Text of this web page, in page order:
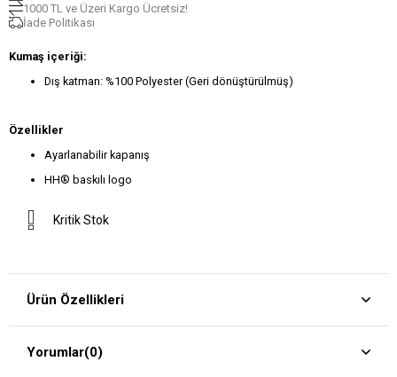
1000 TL ve Üzeri Kargo Ücretsiz!
İade Politikası
Kumaş içeriği:
Dış katman: %100 Polyester (Geri dönüştürülmüş)
Özellikler
Ayarlanabilir kapanış
HH® baskılı logo
Kritik Stok
Ürün Özellikleri
Yorumlar(0)